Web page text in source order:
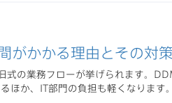
がかかる理由とその対策
の業務フローが挙げられます。
ほか、IT部門の負担も軽くなります。